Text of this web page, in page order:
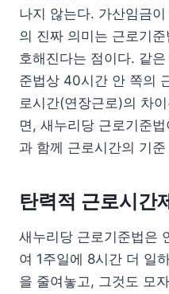
나지 않는다. 가산임금
의 진짜 의미는 근로기
호해진다는 점이다. 같
준법상 40시간 안 쪽의
로시간(연장근로)의 차
면, 새누리당 근로기준
과 함께 근로시간의 기
탄력적 근로시간
새누리당 근로기준법은
여 1주일에 8시간 더 일
을 줄여놓고, 그것도 모